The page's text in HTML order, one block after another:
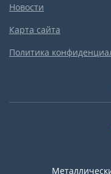
Новости
Карта сайта
Политика